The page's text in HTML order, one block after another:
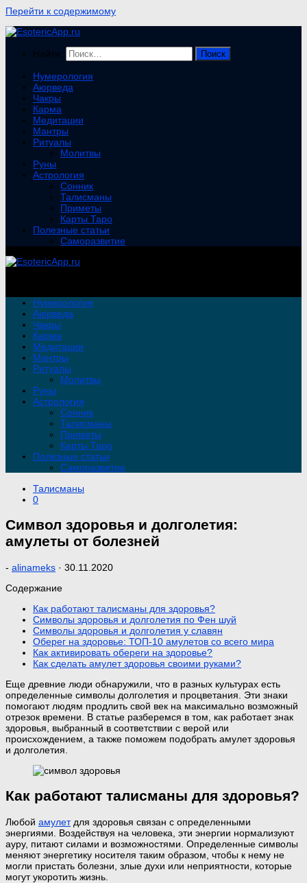
Перейти к содержимому
Найти:
Нумерология
Аюрведа
Чакры
Карма
Медитации
Мантры
Ритуалы
Молитвы
Руны
Астрология
Сонник
Талисманы
Приметы
Карты Таро
Полезные статьи
Саморазвитие
Нумерология
Аюрведа
Чакры
Карма
Медитации
Мантры
Ритуалы
Молитвы
Руны
Астрология
Сонник
Талисманы
Приметы
Карты Таро
Полезные статьи
Саморазвитие
Талисманы
0
Символ здоровья и долголетия:
амулеты от болезней
- alinameks · 30.11.2020
Содержание
Как работают талисманы для здоровья?
Символы здоровья и долголетия по Фен шуй
Символы здоровья и долголетия у славян
Оберег на здоровье: ТОП-10 амулетов со всего мира
Как активировать обереги на здоровье?
Как сделать амулет здоровья своими руками?
Еще древние люди обнаружили, что в разных культурах есть
определенные символы долголетия и процветания. Эти знаки
помогают людям продлить свой век на максимально возможный
отрезок времени. В статье разберемся в том, как работает знак
здоровья, выбранный в соответствии с верой или
происхождением, а также поможем подобрать амулет здоровья
и долголетия.
Как работают талисманы для здоровья?
Любой амулетдля здоровья связан с определенными
энергиями. Воздействуя на человека, эти энергии нормализуют
ауру, питают силами и возможностями. Определенные символы
меняют энергетику носителя таким образом, чтобы к нему не
могли пристать болезни, злые духи или неприятности, которые
могут укоротить жизнь.